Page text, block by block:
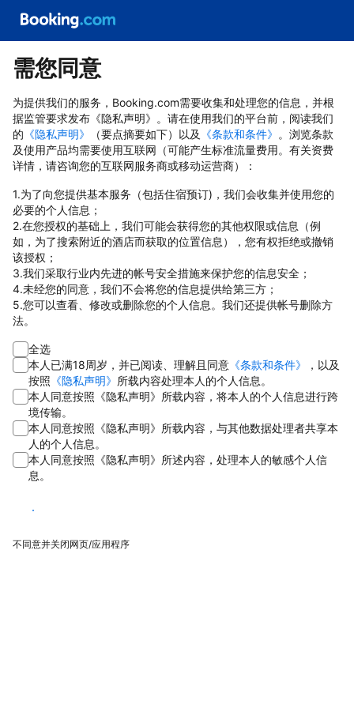
需您同意
为提供我们的服务，Booking.com需要收集和处理您的信息，并根
据监管要求发布《隐私声明》。请在使用我们的平台前，阅读我们
的 《隐私声明》 （要点摘要如下）以及 《条款和条件》 。浏览条款
及使用产品均需要使用互联网（可能产生标准流量费用。有关资费
详情，请咨询您的互联网服务商或移动运营商）：
1.为了向您提供基本服务（包括住宿预订)，我们会收集并使用您的
必要的个人信息；
2.在您授权的基础上，我们可能会获得您的其他权限或信息（例
如，为了搜索附近的酒店而获取的位置信息），您有权拒绝或撤销
该授权；
3.我们采取行业内先进的帐号安全措施来保护您的信息安全；
4.未经您的同意，我们不会将您的信息提供给第三方；
5.您可以查看、修改或删除您的个人信息。我们还提供帐号删除方
法。
全选
本人已满18周岁，并已阅读、理解且同意 《条款和条件》
，以及
按照 《隐私声明》 所载内容处理本人的个人信息。
本人同意按照《隐私声明》所载内容，将本人的个人信息进行跨
境传输。
本人同意按照《隐私声明》所载内容，与其他数据处理者共享本
人的个人信息。
本人同意按照《隐私声明》所述内容，处理本人的敏感个人信
息。
同意
不同意并关闭网页/应用程序